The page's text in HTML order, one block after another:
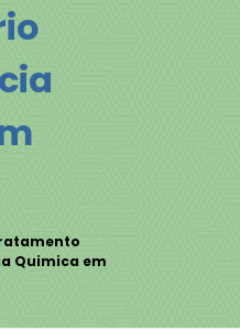
Quimica em